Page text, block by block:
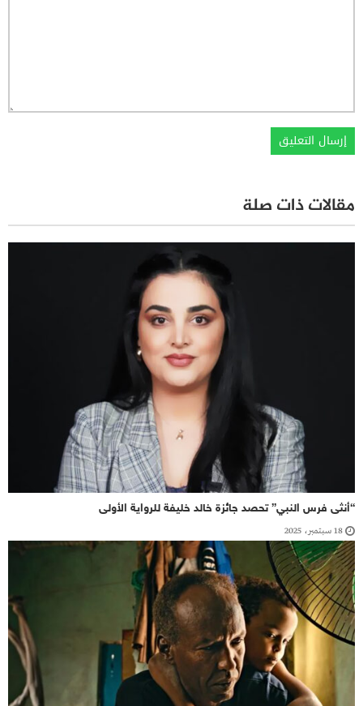
مقالات ذات صلة
“أنثى فرس النبي” تحصد جائزة خالد خليفة للرواية الأولى
18 سبتمبر، 2025